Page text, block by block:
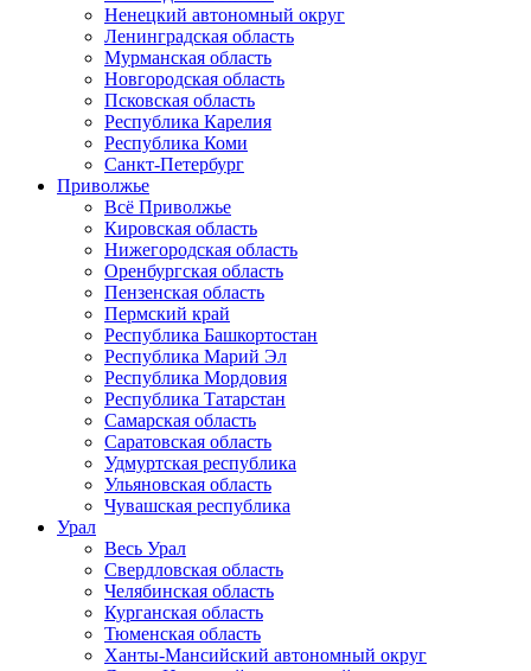
Ненецкий автономный округ
Ленинградская область
Мурманская область
Новгородская область
Псковская область
Республика Карелия
Республика Коми
Санкт-Петербург
Приволжье
Всё Приволжье
Кировская область
Нижегородская область
Оренбургская область
Пензенская область
Пермский край
Республика Башкортостан
Республика Марий Эл
Республика Мордовия
Республика Татарстан
Самарская область
Саратовская область
Удмуртская республика
Ульяновская область
Чувашская республика
Урал
Весь Урал
Свердловская область
Челябинская область
Курганская область
Тюменская область
Ханты-Мансийский автономный округ